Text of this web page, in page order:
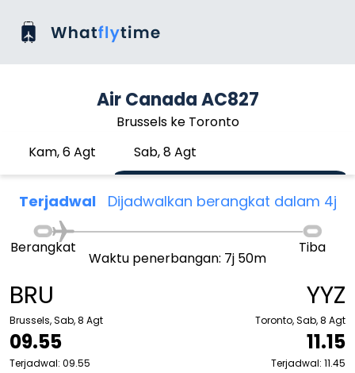
Air Canada AC827
Brussels ke Toronto
Kam, 6 Agt
Sab, 8 Agt
Terjadwal Dijadwalkan berangkat dalam 4j
BRU
Brussels, Sab, 8 Agt
09.55
Terjadwal: 09.55
Berangkat
Waktu penerbangan: 7j 50m
Tiba
YYZ
Toronto, Sab, 8 Agt
11.15
Terjadwal: 11.45